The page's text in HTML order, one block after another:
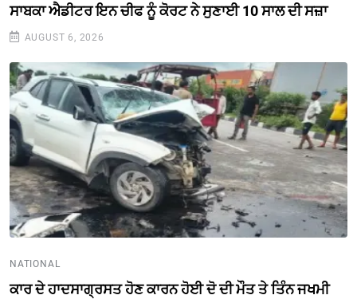
ਸਾਬਕਾ ਐਡੀਟਰ ਇਨ ਚੀਫ ਨੂੰ ਕੋਰਟ ਨੇ ਸੁਣਾਈ 10 ਸਾਲ ਦੀ ਸਜ਼ਾ
AUGUST 6, 2026
NATIONAL
ਕਾਰ ਦੇ ਹਾਦਸਾਗ੍ਰਸਤ ਹੋਣ ਕਾਰਨ ਹੋਈ ਦੋ ਦੀ ਮੌਤ ਤੇ ਤਿੰਨ ਜਖਮੀ